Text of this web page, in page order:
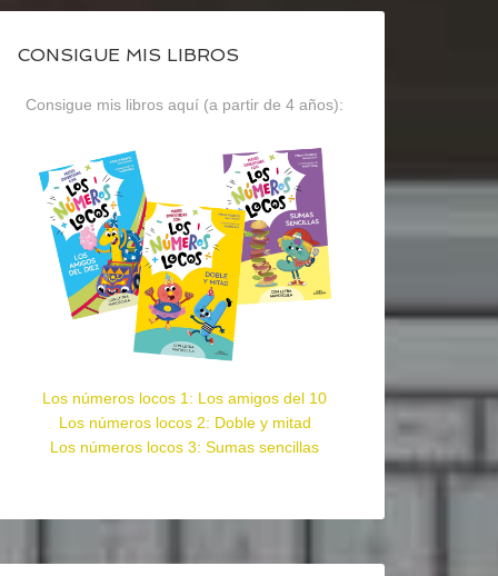
CONSIGUE MIS LIBROS
Consigue mis libros aquí (a partir de 4 años):
Los números locos 1: Los amigos del 10
Los números locos 2: Doble y mitad
Los números locos 3: Sumas sencillas